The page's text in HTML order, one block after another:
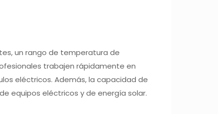
un rango de temperatura de
trabajen rápidamente en
eléctricos. Además, la capacidad de
equipos eléctricos y de energía solar.